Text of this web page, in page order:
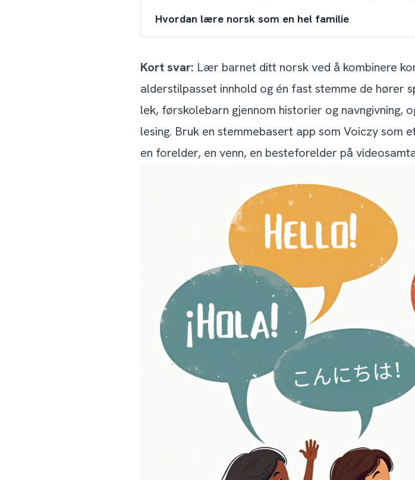
Hvordan lære norsk som en hel familie
Hva med norsk for familier som nettopp har flyttet
Verktøyene vi anbefaler
Hvordan lærer jeg barnet mitt norsk hvis jeg ikke snakker norsk
Hvor lang tid tar det før barnet mitt kan snakke norsk?
Bør jeg lære bort bokmål eller nynorsk?
Vil barnet mitt bli forventet å lese både bokmål og nynorsk på
Bør jeg rette barnets norske feil?
Barnet mitt blander norsk og morsmålet mitt i samme setning.
Kort svar: Lær barnet ditt norsk ved å kombinere
alderstilpasset innhold og én fast stemme de hører
lek, førskolebarn gjennom historier og navngivning,
lesing. Bruk en stemmebasert app som Voiczy
en forelder, en venn, en besteforelder på